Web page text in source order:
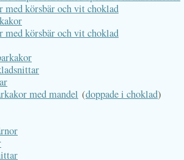
med körsbär och vit choklad
med körsbär och vit choklad
med mandel (doppade i choklad)